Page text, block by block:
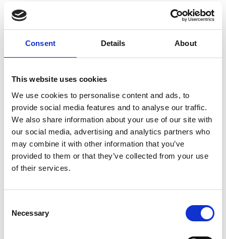
Consent Details About
This website uses cookies
We use cookies to personalise content and ads, to
provide social media features and to analyse our traffic.
We also share information about your use of our site with
our social media, advertising and analytics partners who
may combine it with other information that you’ve
provided to them or that they’ve collected from your use
of their services.
Selection
Necessary
Includes 25-pin adapter and DB-25 to DB-25 cable to
directly connect Chronos to Neuracle.
Chronos Adapters provide a quick, plug-and-play solution.
No parallel port or wiring necessary.
Chronos Adapter for Neuracle
Noch keine Bewertungen
0 Sterne, basierend auf 0 Bewertungen
IHRE BEWERTUNG HINZUFÜGEN